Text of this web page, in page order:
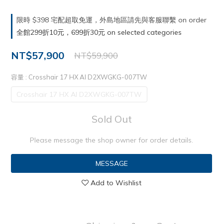
限時 $398 宅配超取免運，外島地區請先與客服聯繫 on order
全館299折10元，699折30元 on selected categories
NT$57,900 NT$59,900
容量 : Crosshair 17 HX AI D2XWGKG-007TW
Crosshair 17 HX AI D2XWGKG-007TW
Sold Out
Please message the shop owner for order details.
MESSAGE
Add to Wishlist